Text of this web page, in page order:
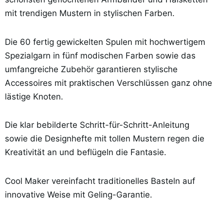
mit trendigen Mustern in stylischen Farben.
Die 60 fertig gewickelten Spulen mit hochwertigem
Spezialgarn in fünf modischen Farben sowie das
umfangreiche Zubehör garantieren stylische
Accessoires mit praktischen Verschlüssen ganz ohne
lästige Knoten.
Die klar bebilderte Schritt-für-Schritt-Anleitung
sowie die Designhefte mit tollen Mustern regen die
Kreativität an und beflügeln die Fantasie.
Cool Maker vereinfacht traditionelles Basteln auf
innovative Weise mit Geling-Garantie.